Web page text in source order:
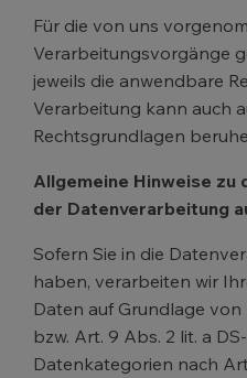
Für die von uns
Verarbeitungsvorgänge
jeweils die anwendbare
Verarbeitung kann auch
Rechtsgrundlagen
Allgemeine Hinweise zu
der Datenverarbeitung
Sofern Sie in die
haben, verarbeiten wir
Daten auf Grundlage von
bzw. Art. 9 Abs. 2 lit. a
Datenkategorien nach